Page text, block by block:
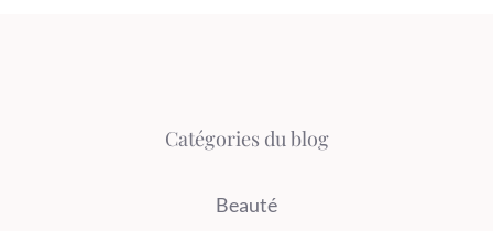
Catégories du blog
Beauté